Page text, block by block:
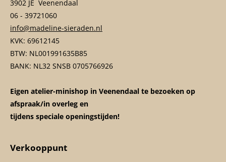
3902 JE Veenendaal
06 - 39721060
info@madeline-sieraden.nl
KVK: 69612145
BTW: NL001991635B85
BANK: NL32 SNSB 0705766926
Eigen atelier-minishop in Veenendaal te bezoeken op
afspraak/in overleg en
tijdens speciale openingstijden!
Verkooppunt